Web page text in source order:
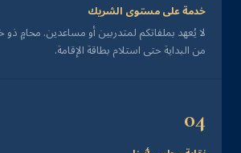
خدمة على مستوى الشريك
لا يُعهد بملفاتكم لمتدربين أو مساعدين. محامٍ ذو
من البداية حتى استلام بطاقة الإقامة.
04